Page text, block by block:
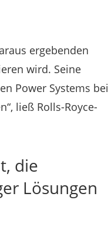
ergebenden
wird. Seine
Power Systems bei
ließ Rolls-Royce-
die
Lösungen